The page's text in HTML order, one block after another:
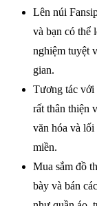
Lên núi
và bạn có thể
nghiệm tuyệt
gian.
Tương tác với
rất thân thiện
văn hóa và lối
miền.
Mua sắm đồ
bày và bán